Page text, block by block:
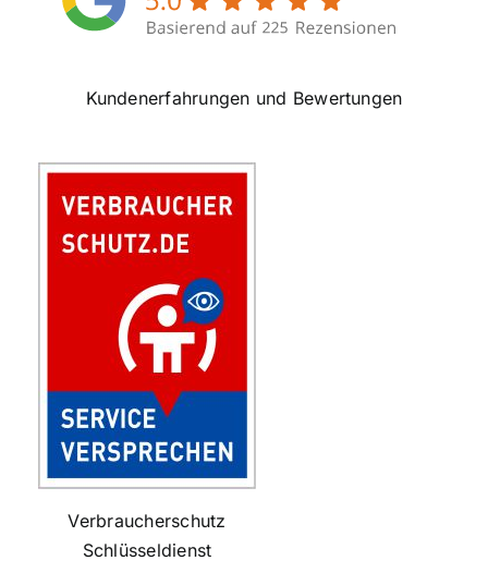
Kundenerfahrungen und Bewertungen
Verbraucherschutz
Schlüsseldienst